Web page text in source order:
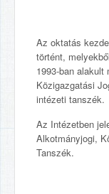
Az oktatás
történt,
1993-ban alakult
Közigazgatási
intézeti tanszék.
Az Intézetben
Alkotmányjogi,
Tanszék.